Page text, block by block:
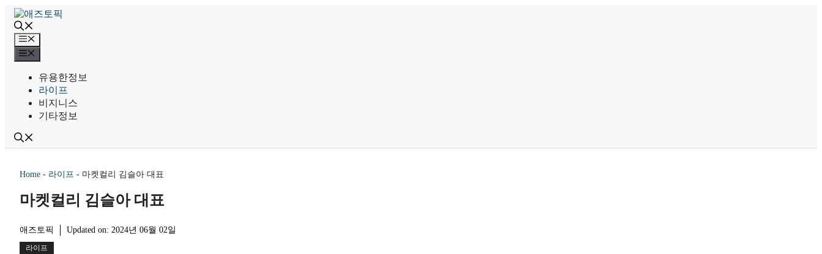
메
뉴
뉴
유용한정보
라이프
비지니스
기타정보
Home - 라이프 - 마켓컬리 김슬아 대표
마켓컬리 김슬아 대표
애즈토픽 Updated on: 2024년 06월 02일
라이프